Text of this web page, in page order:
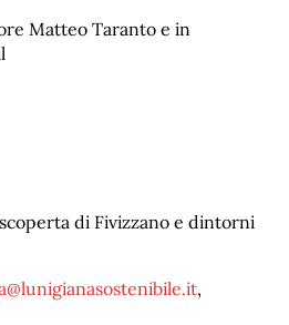
Matteo Taranto e in
di Fivizzano e dintorni
,